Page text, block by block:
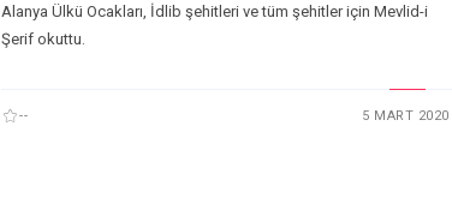
Alanya Ülkü Ocakları, İdlib şehitleri ve tüm şehitler için Mevlid-i
Şerif okuttu.
-- 5 MART 2020